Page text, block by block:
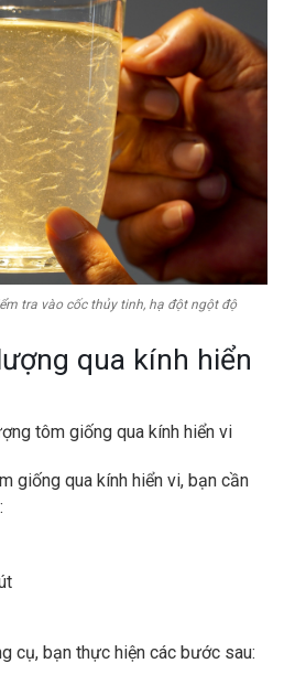
tra vào cốc thủy tinh, hạ đột ngột độ
qua kính hiển
tôm giống qua kính hiển vi
giống qua kính hiển vi, bạn cần
cụ, bạn thực hiện các bước sau: